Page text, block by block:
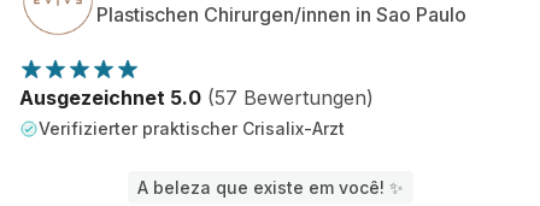
Plastischen Chirurgen/innen in Sao Paulo
Ausgezeichnet 5.0 (57 Bewertungen)
Verifizierter praktischer Crisalix-Arzt
A beleza que existe em você! ✨